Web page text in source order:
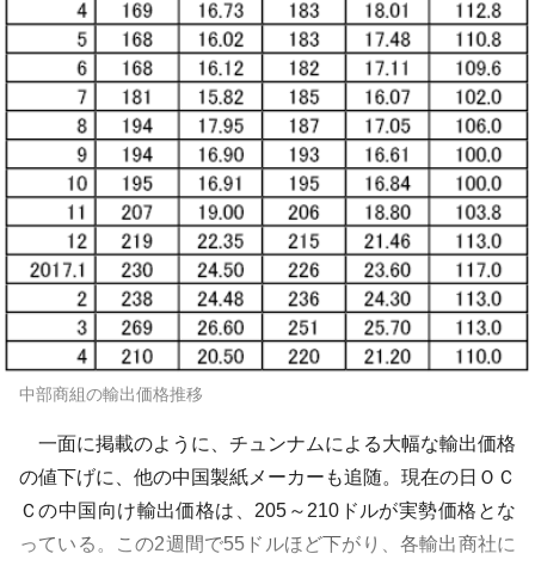
中部商組の輸出価格推移
一面に掲載のように、チュンナムによる大幅な輸出価格
の値下げに、他の中国製紙メーカーも追随。現在の日ＯＣ
Ｃの中国向け輸出価格は、205～210ドルが実勢価格とな
っている。この2週間で55ドルほど下がり、各輸出商社に